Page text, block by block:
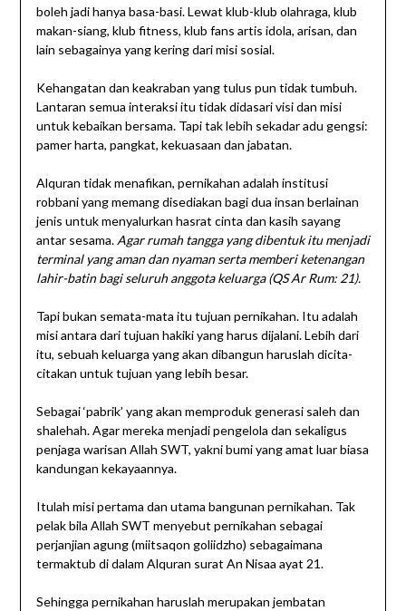
boleh jadi hanya basa-basi. Lewat klub-klub olahraga, klub
makan-siang, klub fitness, klub fans artis idola, arisan, dan
lain sebagainya yang kering dari misi sosial.
Kehangatan dan keakraban yang tulus pun tidak tumbuh.
Lantaran semua interaksi itu tidak didasari visi dan misi
untuk kebaikan bersama. Tapi tak lebih sekadar adu gengsi:
pamer harta, pangkat, kekuasaan dan jabatan.
Alquran tidak menafikan, pernikahan adalah institusi
robbani yang memang disediakan bagi dua insan berlainan
jenis untuk menyalurkan hasrat cinta dan kasih sayang
antar sesama.Agar rumah tangga yang dibentuk itu menjadi
terminal yang aman dan nyaman serta memberi ketenangan
lahir-batin bagi seluruh anggota keluarga (QS Ar Rum: 21).
Tapi bukan semata-mata itu tujuan pernikahan. Itu adalah
misi antara dari tujuan hakiki yang harus dijalani. Lebih dari
itu, sebuah keluarga yang akan dibangun haruslah dicita-
citakan untuk tujuan yang lebih besar.
Sebagai ‘pabrik’ yang akan memproduk generasi saleh dan
shalehah. Agar mereka menjadi pengelola dan sekaligus
penjaga warisan Allah SWT, yakni bumi yang amat luar biasa
kandungan kekayaannya.
Itulah misi pertama dan utama bangunan pernikahan. Tak
pelak bila Allah SWT menyebut pernikahan sebagai
perjanjian agung (miitsaqon goliidzho) sebagaimana
termaktub di dalam Alquran surat An Nisaa ayat 21.
Sehingga pernikahan haruslah merupakan jembatan